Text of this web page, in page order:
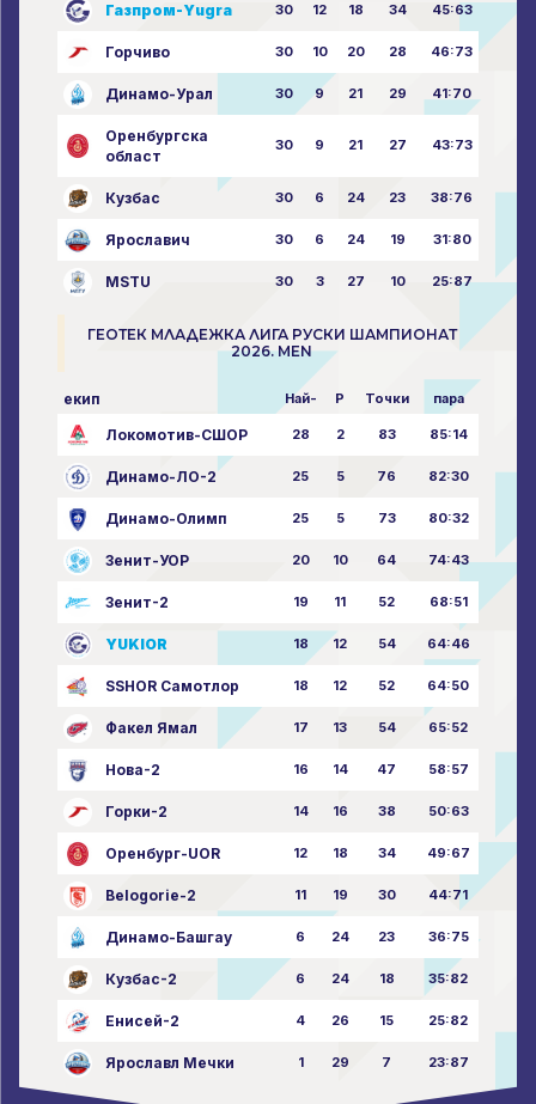
Газпром-Yugra 30 12 18 34 45:63
Горчиво 30 10 20 28 46:73
Динамо-Урал 30 9 21 29 41:70
Оренбургска
област
30 9 21 27 43:73
Кузбас 30 6 24 23 38:76
Ярославич 30 6 24 19 31:80
MSTU 30 3 27 10 25:87
ГЕОТЕК МЛАДЕЖКА ЛИГА РУСКИ ШАМПИОНАТ
2026. MEN
екип Най- P Точки пара
Локомотив-СШОР 28 2 83 85:14
Динамо-ЛО-2 25 5 76 82:30
Динамо-Олимп 25 5 73 80:32
Зенит-УОР 20 10 64 74:43
Зенит-2 19 11 52 68:51
YUKIOR 18 12 54 64:46
SSHOR Самотлор 18 12 52 64:50
Факел Ямал 17 13 54 65:52
Нова-2 16 14 47 58:57
Горки-2 14 16 38 50:63
Оренбург-UOR 12 18 34 49:67
Belogorie-2 11 19 30 44:71
Динамо-Башгау 6 24 23 36:75
Кузбас-2 6 24 18 35:82
Енисей-2 4 26 15 25:82
Ярославл Мечки 1 29 7 23:87